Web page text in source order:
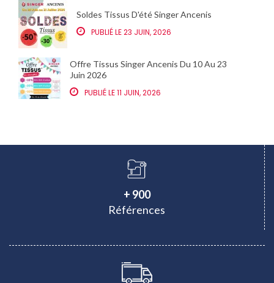
Soldes Tissus D'été Singer Ancenis
PUBLIÉ LE 23 JUIN, 2026
Offre Tissus Singer Ancenis Du 10 Au 23
Juin 2026
PUBLIÉ LE 11 JUIN, 2026
+ 900
Références